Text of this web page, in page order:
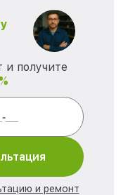
получите
и ремонт